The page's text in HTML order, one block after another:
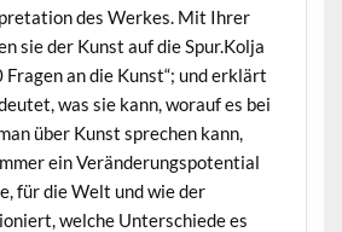
des Werkes. Mit Ihrer
sie der Kunst auf die Spur.Kolja
an die Kunst“; und erklärt
was sie kann, worauf es bei
über Kunst sprechen kann,
ein Veränderungspotential
für die Welt und wie der
welche Unterschiede es